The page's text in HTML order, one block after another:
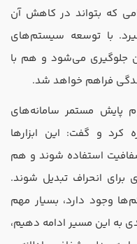
که بتواند در کاهش آن
با توسعه سیستم‌های
جلوگیری می‌شود و هم با
فراهم خواهد شد.
پایش مستمر سامانه‌های
کرد و گفت: این ابزارها
استفاده شوند و هم
برای انحراف تبدیل شوند.
وجود دارد، بسیار مهم
به این مسیر ادامه دهیم،